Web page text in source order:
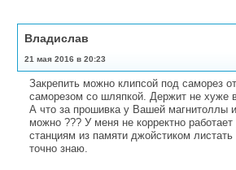
Владислав
21 мая 2016 в 20:23
Закрепить можно клипсой под саморез
саморезом со шляпкой. Держит не хуже
А что за прошивка у Вашей магнитоллы
можно ??? У меня не корректно
станциям из памяти джойстиком
точно знаю.